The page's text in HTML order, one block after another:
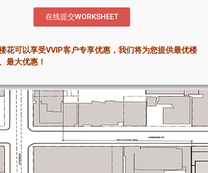
在线提交WORKSHEET
花可以享受VVIP客户专享优惠，我们将为您提供最优楼
最大优惠！